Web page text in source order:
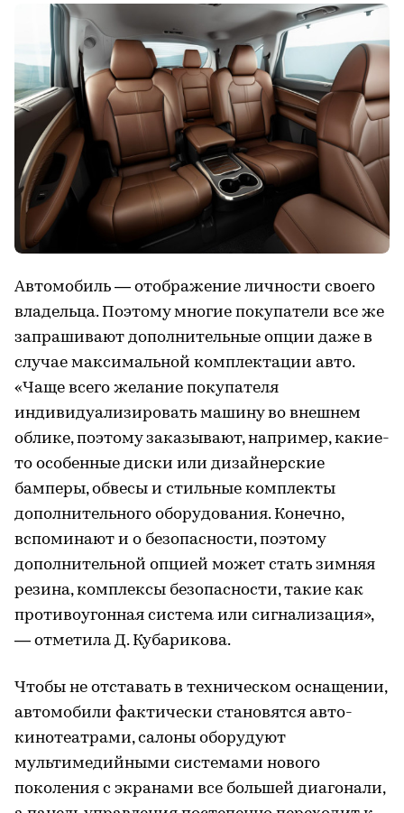
Автомобиль — отображение личности своего
владельца. Поэтому многие покупатели все же
запрашивают дополнительные опции даже в
случае максимальной комплектации авто.
«Чаще всего желание покупателя
индивидуализировать машину во внешнем
облике, поэтому заказывают, например, какие-
то особенные диски или дизайнерские
бамперы, обвесы и стильные комплекты
дополнительного оборудования. Конечно,
вспоминают и о безопасности, поэтому
дополнительной опцией может стать зимняя
резина, комплексы безопасности, такие как
противоугонная система или сигнализация»,
— отметила Д. Кубарикова.
Чтобы не отставать в техническом оснащении,
автомобили фактически становятся авто-
кинотеатрами, салоны оборудуют
мультимедийными системами нового
поколения с экранами все большей диагонали,